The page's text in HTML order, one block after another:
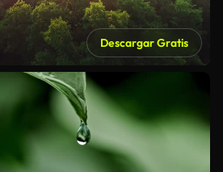
Descargar Gratis